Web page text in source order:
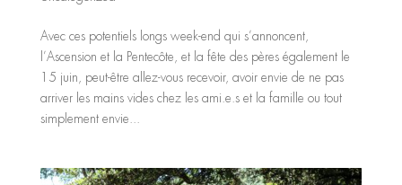
Avec ces potentiels longs week-end qui s’annoncent,
l’Ascension et la Pentecôte, et la fête des pères également le
15 juin, peut-être allez-vous recevoir, avoir envie de ne pas
arriver les mains vides chez les ami.e.s et la famille ou tout
simplement envie...